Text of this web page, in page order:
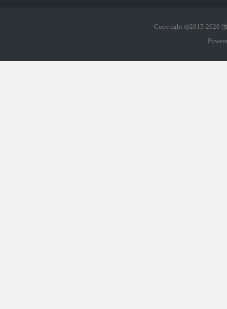
Copyright ◎2015-2020